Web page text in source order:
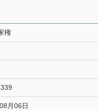
権
月06日